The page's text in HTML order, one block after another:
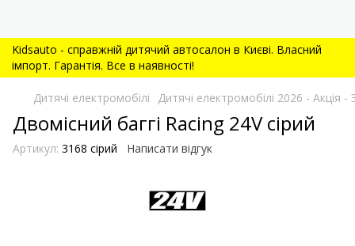
Kidsauto - справжній дитячий автосалон в Києві. Власний
імпорт. Гарантія. Все в наявності!
Дитячі електромобілі Дитячі електромобілі 2026 -
Двомісний баггі Racing 24V сірий
Артикул: 3168 сірий Написати відгук